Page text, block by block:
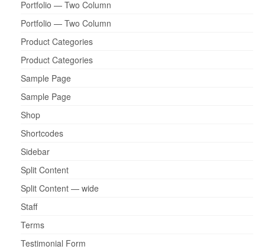
Portfolio — Two Column
Portfolio — Two Column
Product Categories
Product Categories
Sample Page
Sample Page
Shop
Shortcodes
Sidebar
Split Content
Split Content — wide
Staff
Terms
Testimonial Form